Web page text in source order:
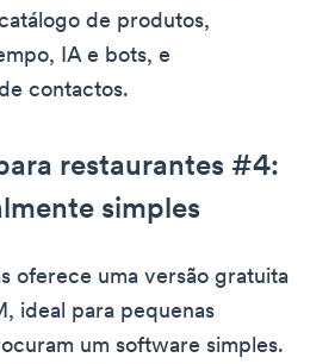
de produtos,
IA e bots, e
contactos.
restaurantes #4:
simples
oferece uma versão gratuita
ideal para pequenas
um software simples.